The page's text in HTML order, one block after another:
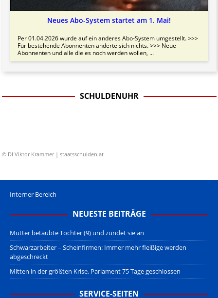
Neues Abo-System startet am 1. Mai!
Per 01.04.2026 wurde auf ein anderes Abo-System umgestellt. >>>
Für bestehende Abonnenten änderte sich nichts. >>> Neue
Abonnenten und alle die es noch werden wollen, ...
SCHULDENUHR
© DI Viktor Krammer | staatsschulden.at
Interner Bereich
NEUESTE BEITRÄGE
Mutter betäubte Tochter (9) und zündet sie an
Schwarzarbeiter – Scheinfirmen: Immer mehr fleißige werden
abgeschreckt
Mitten in der größten Krise, Parlament 75 Tage geschlossen
SERVICE-SEITEN